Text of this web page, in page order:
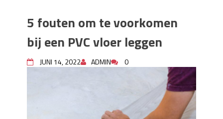
evenementen
H₂S in Rotterdamse woonwijken:
metingen, geurneutralisatie en
resultaten
Wat is een sleuvenzaagmachine en
wanneer gebruik je hem?
5 fouten om te voorkomen
bij een PVC vloer leggen
JUNI 14, 2022 ADMIN 0